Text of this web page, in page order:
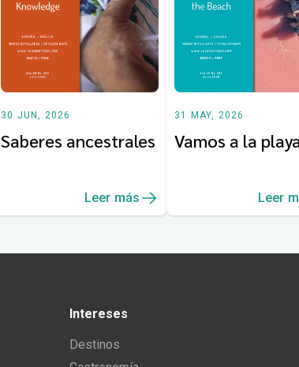
30 JUN, 2026
Saberes ancestrales
Leer más
31 MAY, 2026
Vamos a la
Leer
Intereses
Destinos